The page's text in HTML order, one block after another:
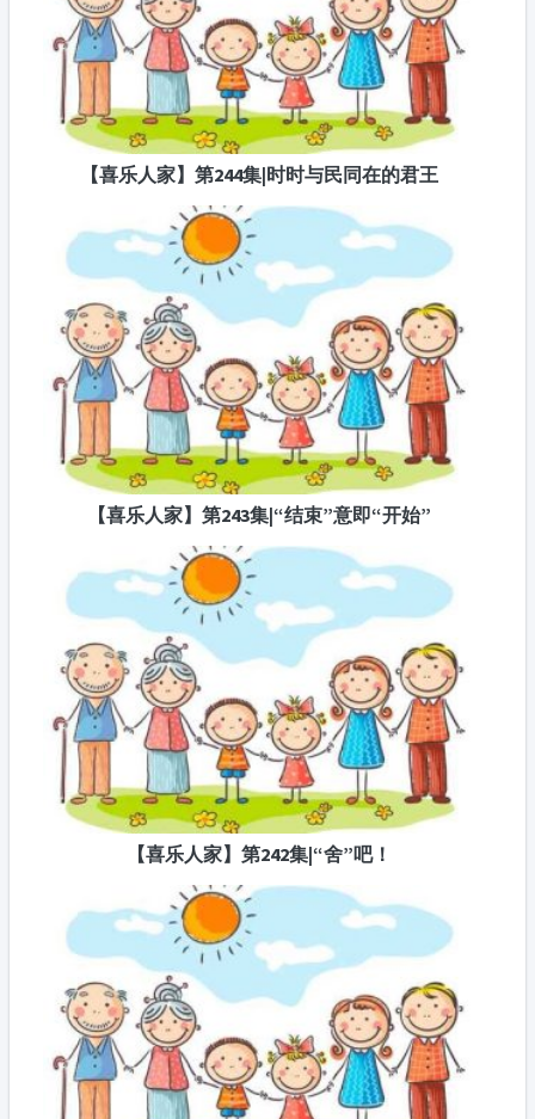
【喜乐人家】第244集|时时与民同在的君王
【喜乐人家】第243集|“结束”意即“开始”
【喜乐人家】第242集|“舍”吧！